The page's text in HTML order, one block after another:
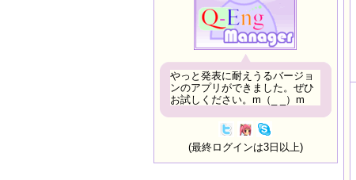
やっと発表に耐えうるバージョ
ンのアプリができました。ぜひ
お試しください。m（_ _）m
(最終ログインは3日以上)